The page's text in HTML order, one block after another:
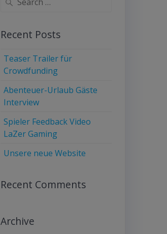
Recent Posts
Teaser Trailer für
Crowdfunding
Abenteuer-Urlaub Gäste
Interview
Spieler Feedback Video
LaZer Gaming
Unsere neue Website
Recent Comments
Archive